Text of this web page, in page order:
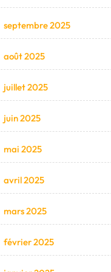
septembre 2025
août 2025
juillet 2025
juin 2025
mai 2025
avril 2025
mars 2025
février 2025